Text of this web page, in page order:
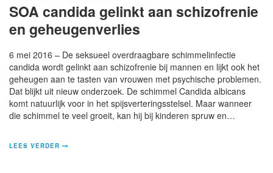
SOA candida gelinkt aan schizofrenie
en geheugenverlies
6 mei 2016 – De seksueel overdraagbare schimmelinfectie
candida wordt gelinkt aan schizofrenie bij mannen en lijkt ook het
geheugen aan te tasten van vrouwen met psychische problemen.
Dat blijkt uit nieuw onderzoek. De schimmel Candida albicans
komt natuurlijk voor in het spijsverteringsstelsel. Maar wanneer
die schimmel te veel groeit, kan hij bij kinderen spruw en…
LEES VERDER